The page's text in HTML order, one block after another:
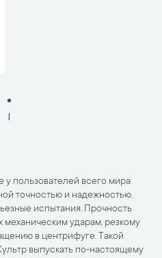
1
пользователей всего мира
точностью и надежностью.
испытания. Прочность
механическим ударам, резкому
в центрифуге. Такой
выпускать по-настоящему